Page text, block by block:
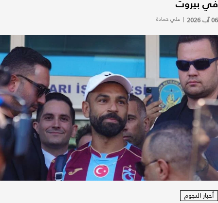
في بيروت
06 آب 2026 | علي حمادة
أخبار النجوم